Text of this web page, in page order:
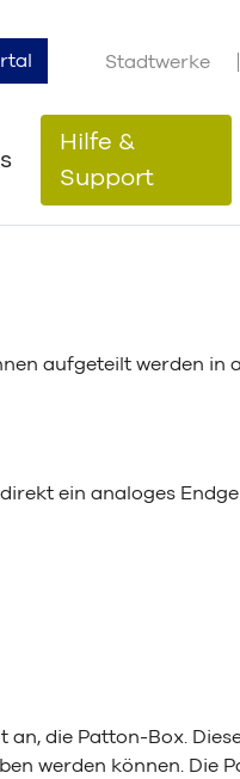
Stadtwerke
Hilfe &
Support
aufgeteilt werden in
ein analoges
die Patton-Box.
werden können. Die